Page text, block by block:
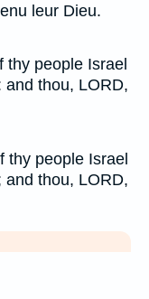
leur Dieu.
thy people Israel
and thou, LORD,
thy people Israel
thou, LORD,